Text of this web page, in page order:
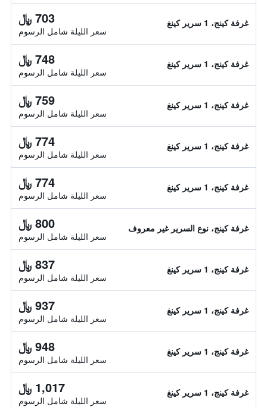
غرفة كينج، 1 سرير كينغ 703 ﷼
سعر الليلة شامل الرسوم
غرفة كينج، 1 سرير كينغ 748 ﷼
سعر الليلة شامل الرسوم
غرفة كينج، 1 سرير كينغ 759 ﷼
سعر الليلة شامل الرسوم
غرفة كينج، 1 سرير كينغ 774 ﷼
سعر الليلة شامل الرسوم
غرفة كينج، 1 سرير كينغ 774 ﷼
سعر الليلة شامل الرسوم
غرفة كينج، نوع السرير غير معروف 800 ﷼
سعر الليلة شامل الرسوم
غرفة كينج، 1 سرير كينغ 837 ﷼
سعر الليلة شامل الرسوم
غرفة كينج، 1 سرير كينغ 937 ﷼
سعر الليلة شامل الرسوم
غرفة كينج، 1 سرير كينغ 948 ﷼
سعر الليلة شامل الرسوم
غرفة كينج، 1 سرير كينغ 1,017 ﷼
سعر الليلة شامل الرسوم